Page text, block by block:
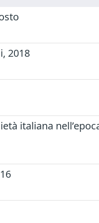
2018
italiana